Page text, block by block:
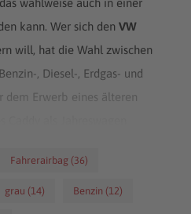
kann. Wer sich denVW
will, hat die Wahl zwischen
, Diesel-, Erdgas- und
dem Erwerb eines älteren
als Jahreswagen
die mit Preisnachlässen
werden.
Fahrerairbag (36)
grau (14) Benzin (12)